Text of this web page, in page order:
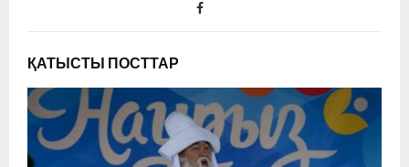
ҚАТЫСТЫ ПОСТТАР